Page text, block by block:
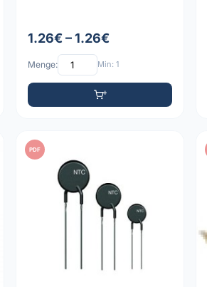
1.26€ – 1.26€
Menge: Min: 1
PDF